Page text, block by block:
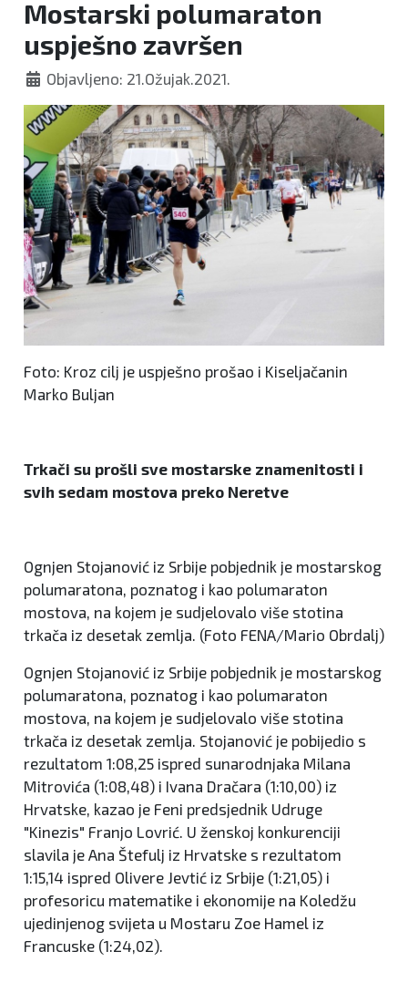
Mostara
Mostarski polumaraton
uspješno završen
Objavljeno: 21.Ožujak.2021.
Foto: Kroz cilj je uspješno prošao i Kiseljačanin
Marko Buljan
Trkači su prošli sve mostarske znamenitosti i
svih sedam mostova preko Neretve
Ognjen Stojanović iz Srbije pobjednik je mostarskog
polumaratona, poznatog i kao polumaraton
mostova, na kojem je sudjelovalo više stotina
trkača iz desetak zemlja. (Foto FENA/Mario Obrdalj)
Ognjen Stojanović iz Srbije pobjednik je mostarskog
polumaratona, poznatog i kao polumaraton
mostova, na kojem je sudjelovalo više stotina
trkača iz desetak zemlja. Stojanović je pobijedio s
rezultatom 1:08,25 ispred sunarodnjaka Milana
Mitrovića (1:08,48) i Ivana Dračara (1:10,00) iz
Hrvatske, kazao je Feni predsjednik Udruge
"Kinezis" Franjo Lovrić. U ženskoj konkurenciji
slavila je Ana Štefulj iz Hrvatske s rezultatom
1:15,14 ispred Olivere Jevtić iz Srbije (1:21,05) i
profesoricu matematike i ekonomije na Koledžu
ujedinjenog svijeta u Mostaru Zoe Hamel iz
Francuske (1:24,02).